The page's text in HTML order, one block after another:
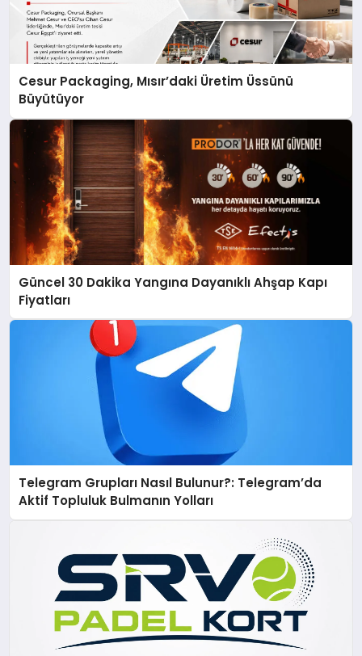
Cesur Packaging, Mısır’daki Üretim Üssünü
Büyütüyor
Güncel 30 Dakika Yangına Dayanıklı Ahşap Kapı
Fiyatları
Telegram Grupları Nasıl Bulunur?: Telegram’da
Aktif Topluluk Bulmanın Yolları